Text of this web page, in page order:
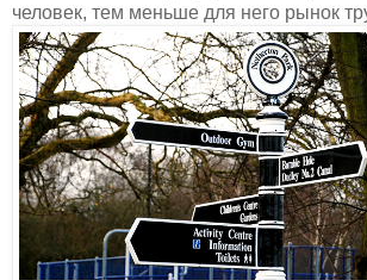
человек, тем меньше для него рынок